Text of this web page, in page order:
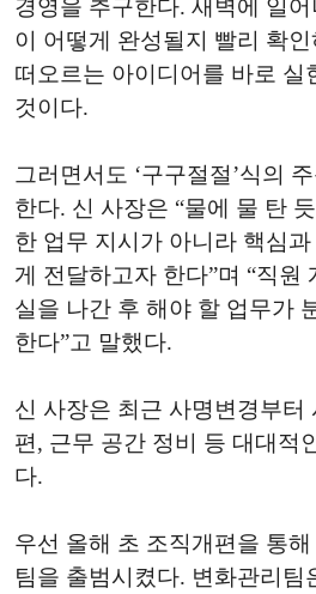
경영을 추구한다. 새벽에 일
이 어떻게 완성될지 빨리 확
떠오르는 아이디어를 바로 실
것이다.
그러면서도 ‘구구절절’식의
한다. 신 사장은 “물에 물 탄
한 업무 지시가 아니라 핵심
게 전달하고자 한다”며 “직원
실을 나간 후 해야 할 업무가
한다”고 말했다.
신 사장은 최근 사명변경부터
편, 근무 공간 정비 등 대대적
다.
우선 올해 초 조직개편을 통
팀을 출범시켰다. 변화관리팀